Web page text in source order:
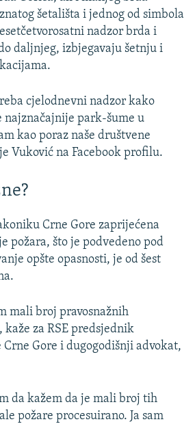
šetališta i jednog od simbola
nadzor brda i
daljnjeg, izbjegavaju šetnju i
cjelodnevni nadzor kako
najznačajnije park-šume u
kao poraz naše društvene
Vuković na Facebook profilu.
Crne Gore zaprijećena
požara, što je podvedeno pod
opšte opasnosti, je od šest
mali broj pravosnažnih
za RSE predsjednik
Gore i dugogodišnji advokat,
da kažem da je mali broj tih
požare procesuirano. Ja sam